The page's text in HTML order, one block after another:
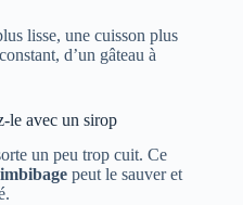
lisse, une cuisson plus
d’un gâteau à
le avec un sirop
un peu trop cuit. Ce
peut le sauver et